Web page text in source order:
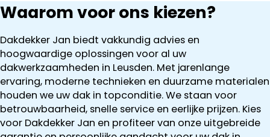
Waarom voor ons kiezen?
Dakdekker Jan biedt vakkundig advies en
hoogwaardige oplossingen voor al uw
dakwerkzaamheden in Leusden. Met jarenlange
ervaring, moderne technieken en duurzame materialen
houden we uw dak in topconditie. We staan voor
betrouwbaarheid, snelle service en eerlijke prijzen. Kies
voor Dakdekker Jan en profiteer van onze uitgebreide